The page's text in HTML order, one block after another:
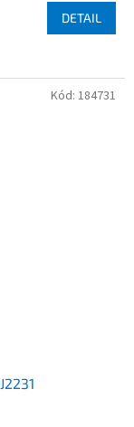
DETAIL
Kód: 184731